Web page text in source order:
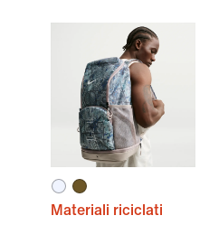
Materiali riciclati